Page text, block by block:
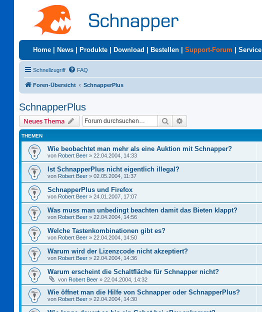
Home News Produkte Download Bestellen Support-Forum Service
Schnellzugriff FAQ
Foren-Übersicht SchnapperPlus
SchnapperPlus
Neues Thema Suche
THEMEN
Wie beobachtet man mehr als eine Auktion mit Schnapper?
von Robert Beer » 22.04.2004, 14:33
Ist SchnapperPlus nicht eigentlich illegal?
von Robert Beer » 02.05.2004, 11:37
SchnapperPlus und Firefox
von Robert Beer » 24.01.2007, 17:07
Was muss man unbedingt beachten damit das Bieten klappt?
von Robert Beer » 22.04.2004, 14:56
Welche Tastenkombinationen gibt es?
von Robert Beer » 22.04.2004, 14:50
Warum wird der Lizenzcode nicht akzeptiert?
von Robert Beer » 22.04.2004, 14:36
Warum erscheint die Schaltfläche für Schnapper nicht?
von Robert Beer » 22.04.2004, 14:32
Wie öffnet man die Hilfe von Schnapper oder SchnapperPlus?
von Robert Beer » 22.04.2004, 14:30